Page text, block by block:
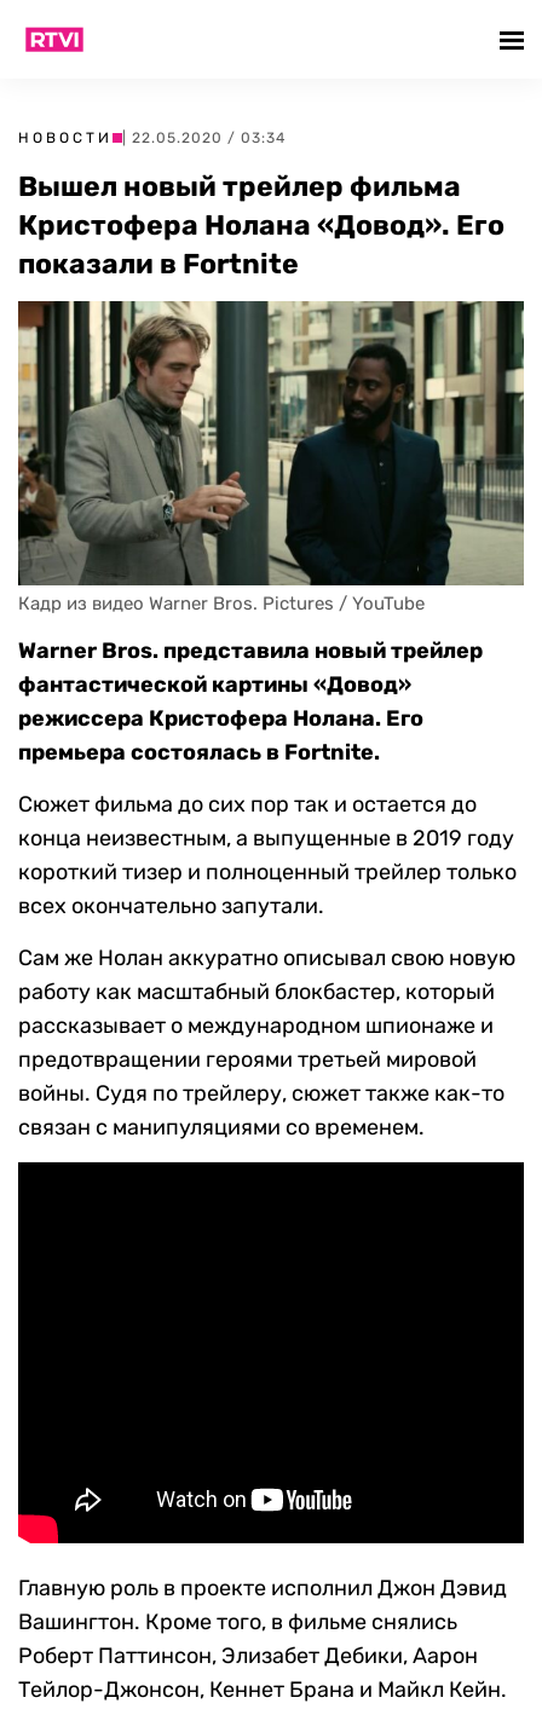
НОВОСТИ | 22.05.2020 / 03:34
Вышел новый трейлер фильма
Кристофера Нолана «Довод». Его
показали в Fortnite
Кадр из видео Warner Bros. Pictures / YouTube
Warner Bros. представила новый трейлер
фантастической картины «Довод»
режиссера Кристофера Нолана. Его
премьера состоялась в Fortnite.
Сюжет фильма до сих пор так и остается до
конца неизвестным, а выпущенные в 2019 году
короткий тизер и полноценный трейлер только
всех окончательно запутали.
Сам же Нолан аккуратно описывал свою новую
работу как масштабный блокбастер, который
рассказывает о международном шпионаже и
предотвращении героями третьей мировой
войны. Судя по трейлеру, сюжет также как-то
связан с манипуляциями со временем.
Главную роль в проекте исполнил Джон Дэвид
Вашингтон. Кроме того, в фильме снялись
Роберт Паттинсон, Элизабет Дебики, Аарон
Тейлор-Джонсон, Кеннет Брана и Майкл Кейн.